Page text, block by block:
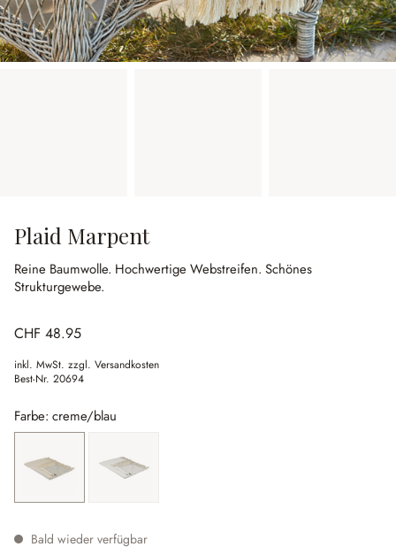
Plaid Marpent
Reine Baumwolle. Hochwertige Webstreifen. Schönes
Strukturgewebe.
CHF 48.95
inkl. MwSt. zzgl. Versandkosten
Best-Nr. 20694
Farbe: creme/blau
creme/blau creme/grau
Bald wieder verfügbar